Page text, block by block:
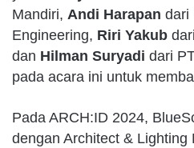
Mandiri, Andi Harapan dari
Engineering, Riri Yakub
dan Hilman Suryadi dari
pada acara ini untuk
Pada ARCH:ID 2024,
dengan Architect & Lighting